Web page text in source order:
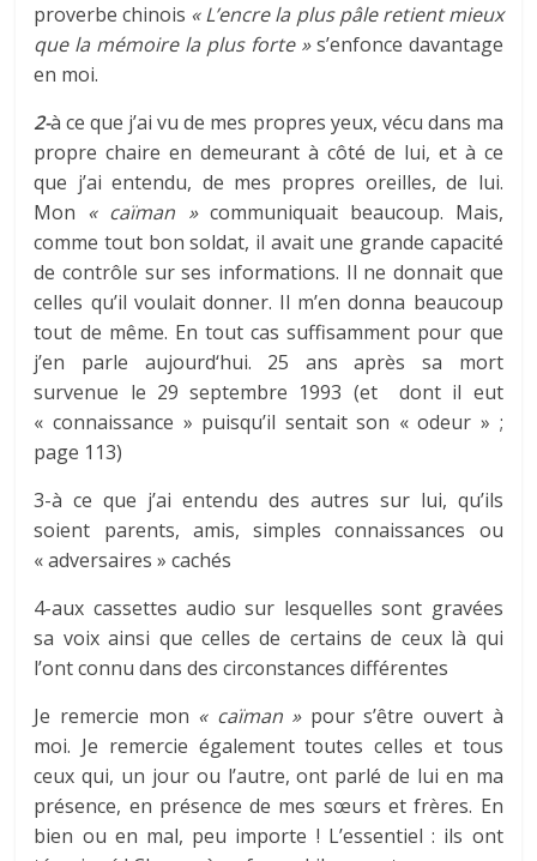
proverbe chinois « L’encre la plus pâle retient mieux
que la mémoire la plus forte »s’enfonce davantage
en moi.
2-à ce que j’ai vu de mes propres yeux, vécu dans ma
propre chaire en demeurant à côté de lui, et à ce
que j’ai entendu, de mes propres oreilles, de lui.
Mon « caïman »communiquait beaucoup. Mais,
comme tout bon soldat, il avait une grande capacité
de contrôle sur ses informations. Il ne donnait que
celles qu’il voulait donner. Il m’en donna beaucoup
tout de même. En tout cas suffisamment pour que
j’en parle aujourd‘hui. 25 ans après sa mort
survenue le 29 septembre 1993 (et dont il eut
« connaissance » puisqu’il sentait son « odeur » ;
page 113)
3-à ce que j’ai entendu des autres sur lui, qu’ils
soient parents, amis, simples connaissances ou
« adversaires » cachés
4-aux cassettes audio sur lesquelles sont gravées
sa voix ainsi que celles de certains de ceux là qui
l’ont connu dans des circonstances différentes
Je remercie mon « caïman »pour s’être ouvert à
moi. Je remercie également toutes celles et tous
ceux qui, un jour ou l’autre, ont parlé de lui en ma
présence, en présence de mes sœurs et frères. En
bien ou en mal, peu importe ! L’essentiel : ils ont